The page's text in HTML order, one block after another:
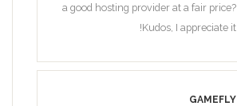
a good hosting provider at a fair price?
Kudos, I appreciate it!
GAMEFLY